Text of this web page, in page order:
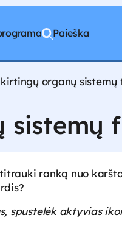
Paieška
organų sistemų
ranką nuo
spustelėk aktyvias